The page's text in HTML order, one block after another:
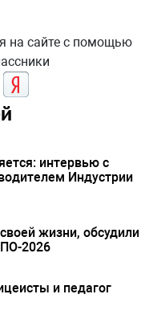
на сайте с помощью
интервью с
Индустрии
жизни, обсудили
2026
и педагог